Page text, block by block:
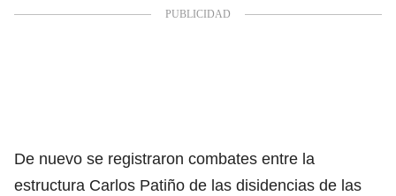
De nuevo se registraron combates entre la
estructura Carlos Patiño de las disidencias de las